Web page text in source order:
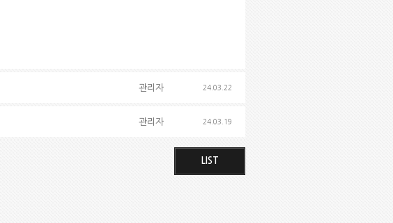
관리자 24.03.22
관리자 24.03.19
LIST